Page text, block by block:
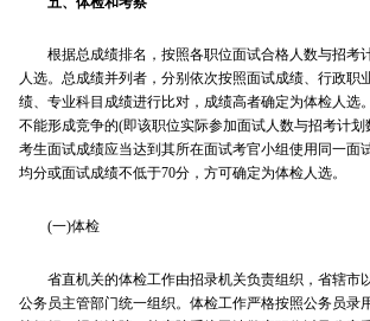
根据总成绩排名，按照各职位面试合格人数与招考
人选。总成绩并列者，分别依次按照面试成绩、行政职
绩、专业科目成绩进行比对，成绩高者确定为体检人选
不能形成竞争的(即该职位实际参加面试人数与招考计划
考生面试成绩应当达到其所在面试考官小组使用同一面
均分或面试成绩不低于70分，方可确定为体检人选。
(一)体检
省直机关的体检工作由招录机关负责组织，省辖市
公务员主管部门统一组织。体检工作严格按照公务员录